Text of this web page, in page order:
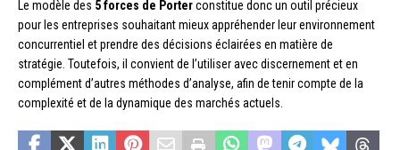
Le modèle des 5 forces de Porterconstitue donc un outil précieux
pour les entreprises souhaitant mieux appréhender leur environnement
concurrentiel et prendre des décisions éclairées en matière de
stratégie. Toutefois, il convient de l’utiliser avec discernement et en
complément d’autres méthodes d’analyse, afin de tenir compte de la
complexité et de la dynamique des marchés actuels.